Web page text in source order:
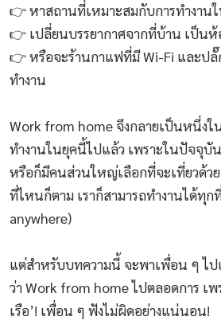
👉 หาสถานที่เหมาะสมกับการทำงาน
👉 เปลี่ยนบรรยากาศจากที่บ้าน เป็น
👉 หรือจะร้านกาแฟที่มี Wi-Fi และปลั๊
ทำงาน
Work from home จึงกลายเป็นหนึ่ง
ทำงานในยุคนี้ไปแล้ว เพราะในปัจจุบั
หรือก็มีคนส่วนใหญ่เลือกที่จะเที่ยวด้วย
ที่ไหนก็ตาม เราก็สามารถทำงานได้ทุก
anywhere)
แต่สำหรับบทความนี้ จะพาเพื่อน ๆ ไ
ว่า Work from home ไปตลอดการ เ
เรือ’! เพื่อน ๆ ฟังไม่ผิดอย่างแน่นอน!